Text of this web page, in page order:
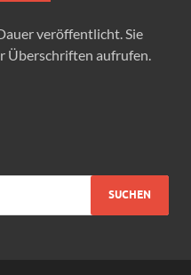
veröffentlicht. Sie
Überschriften aufrufen.